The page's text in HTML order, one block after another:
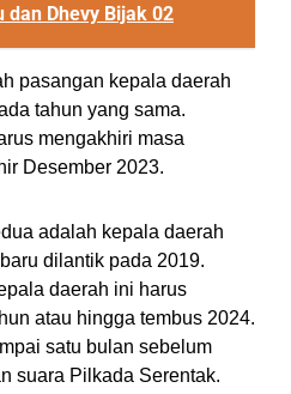
dan Dhevy Bijak 02
pasangan kepala daerah
tahun yang sama.
mengakhiri masa
Desember 2023.
adalah kepala daerah
dilantik pada 2019.
daerah ini harus
atau hingga tembus 2024.
satu bulan sebelum
suara Pilkada Serentak.